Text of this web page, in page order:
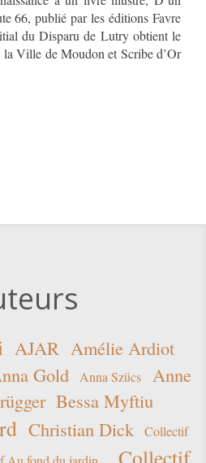
66, publié par les éditions Favre
du Disparu de Lutry obtient le
Ville de Moudon et Scribe d’Or
AJAR Amélie Ardiot
Gold Anna Szücs
Anne
Bessa Myftiu
Christian Dick
Collectif